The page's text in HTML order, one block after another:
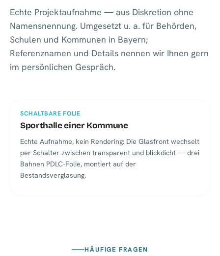
Echte Projektaufnahme — aus Diskretion ohne
Namensnennung. Umgesetzt u. a. für Behörden,
Schulen und Kommunen in Bayern;
Referenznamen und Details nennen wir Ihnen gern
im persönlichen Gespräch.
SCHALTBARE FOLIE
Sporthalle einer Kommune
Echte Aufnahme, kein Rendering: Die Glasfront wechselt
per Schalter zwischen transparent und blickdicht — drei
Bahnen PDLC-Folie, montiert auf der
Bestandsverglasung.
HÄUFIGE FRAGEN